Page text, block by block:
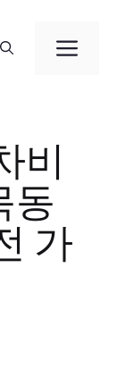
메
비
동
가